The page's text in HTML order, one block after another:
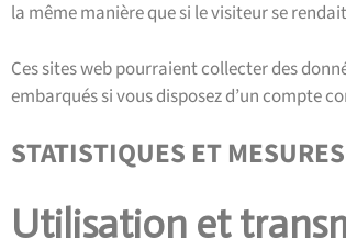
la même manière que si le visiteur se
Ces sites web pourraient collecter des
embarqués si vous disposez d’un compte
STATISTIQUES ET
Utilisation et